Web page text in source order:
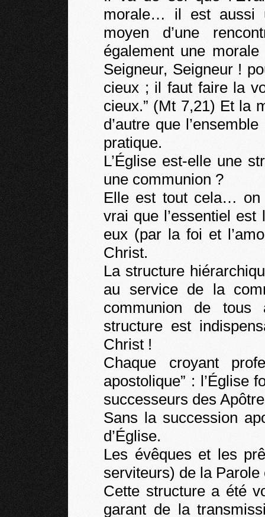
morale… il est aussi
moyen d’une
également une
Seigneur, Seigneur !
cieux ; il faut faire la
cieux.” (Mt 7,21) Et la
d’autre que
pratique.
L’Église est-elle une
une communion ?
Elle est tout cela…
vrai que l’essentiel
eux (par la foi et
Christ.
La structure
au service de la
communion de
structure est
Christ !
Chaque croyant
apostolique” : l’Église
successeurs des
Sans la succession
d’Église.
Les évêques et les
serviteurs) de la
Cette structure a été
garant de la